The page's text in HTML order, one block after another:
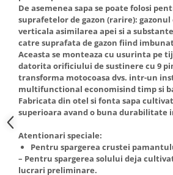
Truse de scule
Truse de lipit PPR
Ventuze cu brate pentru transport
Vibratoare beton
Masini de spalat rufe cu uscator
Uscatoare de rufe
Masini de facut paine
Pachete electrocasnice
incorporabile
Seturi oale
SANDWICH MAKER
Storcatoare de fructe
Televizoare
De asemenea sapa se poate folosi
suprafetelor de gazon (rarire):
verticala asimilarea apei si a
catre suprafata de gazon fiind
Aceasta se monteaza cu usurinta pe
datorita orificiului de sustinere cu 9
transforma motocoasa dvs. intr-un
multifunctional economisind timp si
Fabricata din otel si fonta sapa
superioara avand o buna durabilitate
Atentionari speciale:
Pentru spargerea crustei
– Pentru spargerea solului deja
lucrari preliminare.